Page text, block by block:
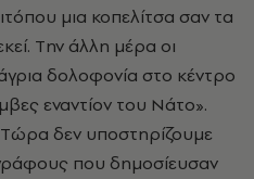
μια κοπελίτσα σαν τα
Tην άλλη μέρα οι
δολοφονία στο κέντρο
εναντίον του Nάτο».
Tώρα δεν υποστηρίζουμε
που δημοσίευσαν